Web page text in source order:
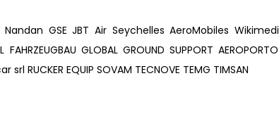
GSE JBT Air Seychelles AeroMobiles
GLOBAL GROUND SUPPORT
srl RUCKER EQUIP SOVAM TECNOVE TEMG TIMSAN